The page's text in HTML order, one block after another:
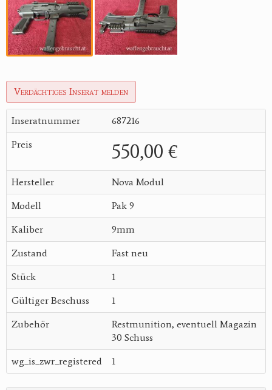
Verdächtiges Inserat melden
Inseratnummer 687216
Preis 550,00 €
Hersteller Nova Modul
Modell Pak 9
Kaliber 9mm
Zustand Fast neu
Stück 1
Gültiger Beschuss 1
Zubehör
Restmunition, eventuell Magazin
30 Schuss
wg_is_zwr_registered 1